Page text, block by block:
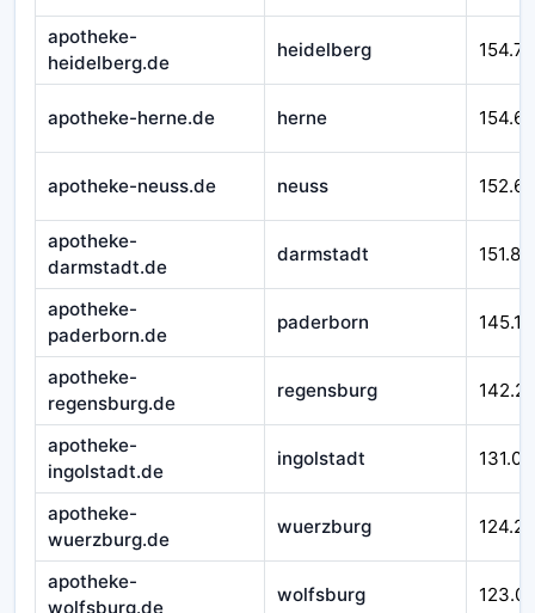
apotheke-
heidelberg.de
heidelberg
apotheke-herne.de herne
apotheke-neuss.de neuss
apotheke-
darmstadt.de
darmstadt
apotheke-
paderborn.de
paderborn
apotheke-
regensburg.de
regensburg
apotheke-
ingolstadt.de
ingolstadt
apotheke-
wuerzburg.de
wuerzburg
apotheke-
wolfsburg.de
wolfsburg